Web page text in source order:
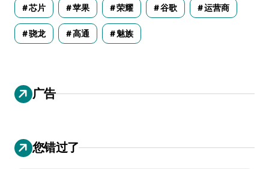
芯片 苹果 荣耀 谷歌 运营商
骁龙 高通 魅族
广告
您错过了